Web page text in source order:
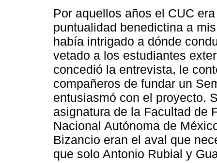
Por aquellos años el CUC
puntualidad benedictina a
había intrigado a dónde
vetado a los estudiantes
concedió la entrevista, le
compañeros de fundar un
entusiasmó con el proyecto.
asignatura de la Facultad de
Nacional Autónoma de
Bizancio eran el aval que
que solo Antonio Rubial y